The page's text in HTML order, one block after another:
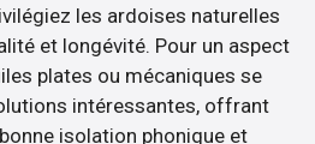
les ardoises naturelles
et longévité. Pour un aspect
plates ou mécaniques se
intéressantes, offrant
isolation phonique et